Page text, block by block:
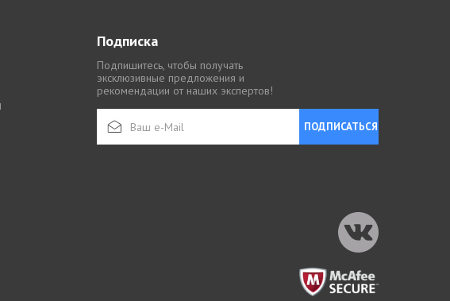
Подписка
Подпишитесь, чтобы получать
эксклюзивные предложения и
рекомендации от наших экспертов!
ПОДПИСАТЬСЯ